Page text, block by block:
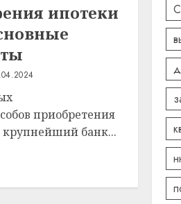
ипотеки
приобретения
крупнейший банк...